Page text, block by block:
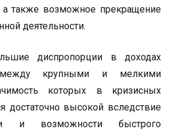
а также возможное прекращение
деятельности.
диспропорции в доходах
крупными и мелкими
которых в кризисных
достаточно высокой вследствие
и возможности быстрого